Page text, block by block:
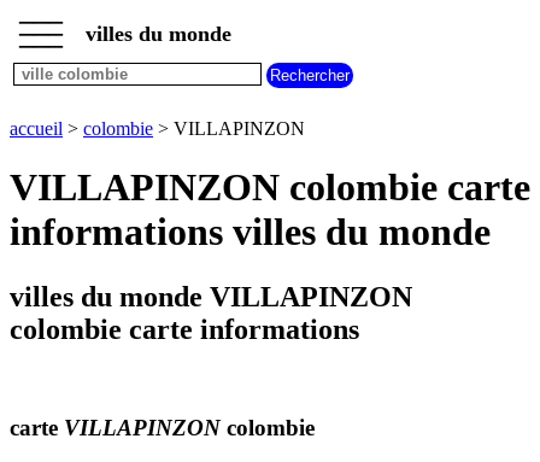
accueil
villes
colombie
VILLAPINZON
VILLAPINZON
___
___ villes du monde
accueil > colombie > VILLAPINZON
VILLAPINZON colombie carte
informations villes du monde
villes du monde VILLAPINZON
colombie carte informations
carte VILLAPINZONcolombie